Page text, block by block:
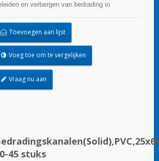
en verbergen van bedrading in
materialen, maten en kleuren om
elke toepassing te voldoen. Kies uit een
scala aan accessoires en gereedschappen
een gemakkelijke installatie.
Toevoegen aan lijst
Voeg toe om te vergelijken
Vraag nu aan
45 stuks